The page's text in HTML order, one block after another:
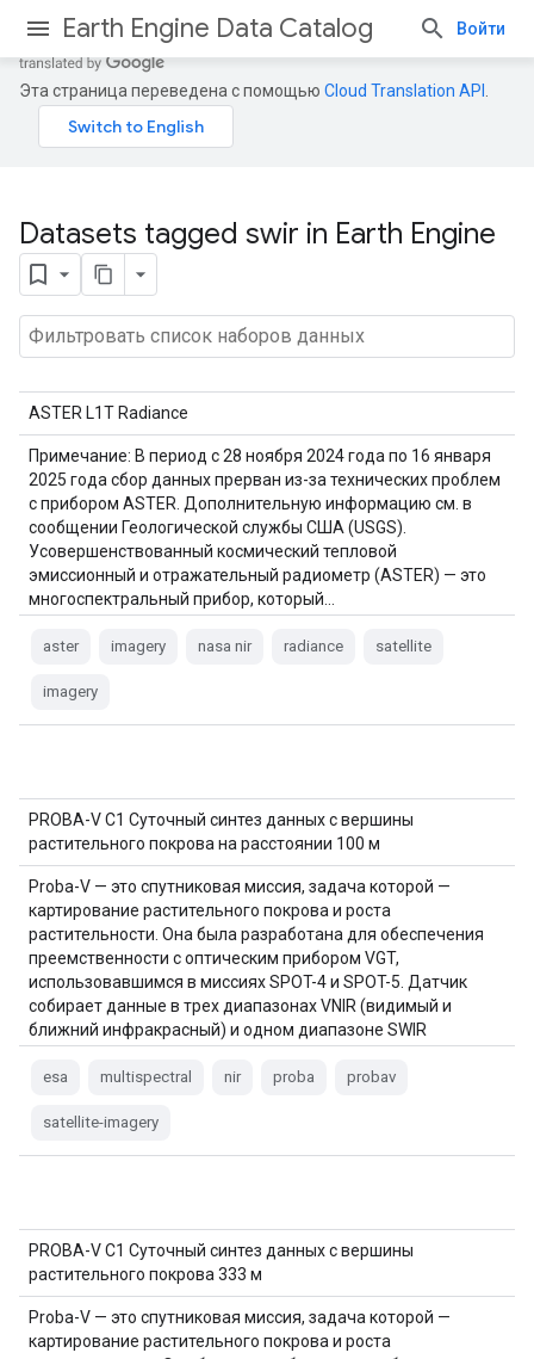
Earth Engine Data Catalog Войти
Эта страница переведена с помощью Cloud Translation API
Datasets tagged swir in Earth Engine
ASTER L1T Radiance
Примечание: В период с 28 ноября 2024 года по 16 января
2025 года сбор данных прерван из-за технических проблем
с прибором ASTER. Дополнительную информацию см. в
сообщении Геологической службы США (USGS).
Усовершенствованный космический тепловой
эмиссионный и отражательный радиометр (ASTER) — это
многоспектральный прибор, который…
aster imagery nasa nir radiance satellite
imagery
PROBA-V C1 Суточный синтез данных с вершины
растительного покрова на расстоянии 100 м
Proba-V — это спутниковая миссия, задача которой —
картирование растительного покрова и роста
растительности. Она была разработана для обеспечения
преемственности с оптическим прибором VGT,
использовавшимся в миссиях SPOT-4 и SPOT-5. Датчик
собирает данные в трех диапазонах VNIR (видимый и
ближний инфракрасный) и одном диапазоне SWIR
esa multispectral nir proba probav
satellite-imagery
PROBA-V C1 Суточный синтез данных с вершины
растительного покрова 333 м
Proba-V — это спутниковая миссия, задача которой —
картирование растительного покрова и роста